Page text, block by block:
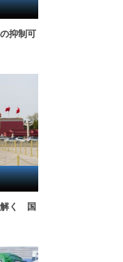
抑制可
解く 国